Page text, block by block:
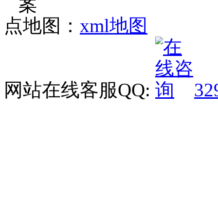
点地图： xml地图
网站在线客服QQ: